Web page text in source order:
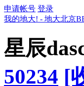
申请帐号 登录
我的地大! - 地大北京
星辰
50234 [